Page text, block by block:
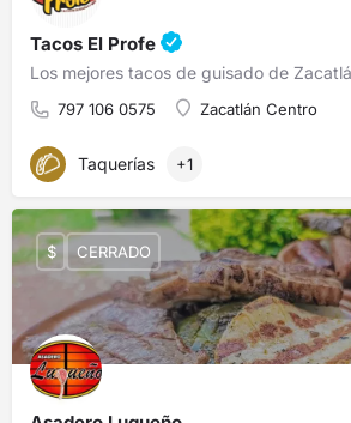
Tacos El Profe
797 106 0575 Zacatlán Centro
Taquerías +1
$ CERRADO